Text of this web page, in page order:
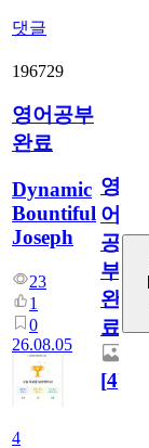
댓글
196729
영어공부
완료
Dynamic
Bountiful
Joseph
23
1
0
26.08.05
4
영
어
공
부
완
료
[4]